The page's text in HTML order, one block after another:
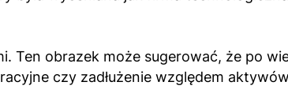
obrazek może sugerować, że po
czy zadłużenie względem